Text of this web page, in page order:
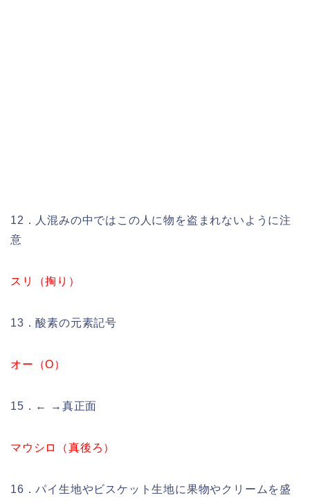
12．人混みの中ではこの人に物を盗まれないように注
意
スリ（掏り）
13．酸素の元素記号
オー（O）
15．← →真正面
マウシロ（真後ろ）
16．パイ生地やビスケット生地に果物やクリームを盛